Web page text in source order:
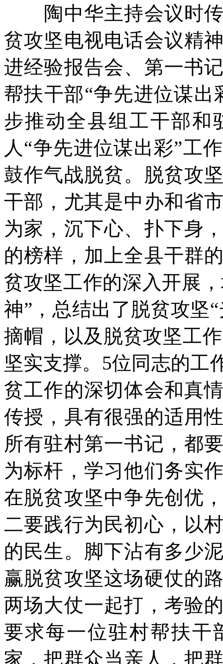
陶中华主持会议时传
贫攻坚电视电话会议精
进经验报告会、第一书
帮扶干部“争先进位谋
步推动全县组工干部和
人“争先进位谋出彩”工
鼓作气战脱贫。脱贫攻
干部，尤其是中办和省
为家，沉下心、扑下身
的榜样，加上全县干群
贫攻坚工作的深入开展
神”，总结出了脱贫攻坚
摘帽，以及脱贫攻坚工
坚实支撑。5位同志的工
贫工作的深切体会和真
传授，具有很强的适用
所有驻村第一书记，都
为标杆，学习他们务实
在脱贫攻坚中争先创优
二要践行为民初心，以
的民生。脚下沾有多少
赢脱贫攻坚这场硬仗的
两场大仗一起打，考验
要求每一位驻村帮扶干
家，把群众当亲人，把